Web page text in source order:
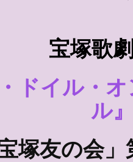
宝塚歌劇
ドイル・
ル』
宝塚友の会